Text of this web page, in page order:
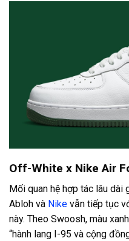
Off-White x Nike Air
Mối quan hệ hợp tác lâu dài
Abloh và Nike vẫn tiếp tục
này. Theo Swoosh, màu
“hành lang I-95 và cộng